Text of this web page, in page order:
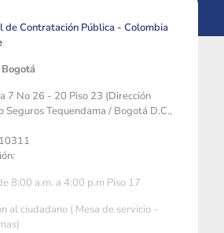
de Contratación Pública - Colombia
7 No 26 - 20 Piso 23 (Dirección
Seguros Tequendama / Bogotá D.C.,
8:00 a.m. a 4:00 p.m Piso 17
al ciudadano ( Mesa de servicio -